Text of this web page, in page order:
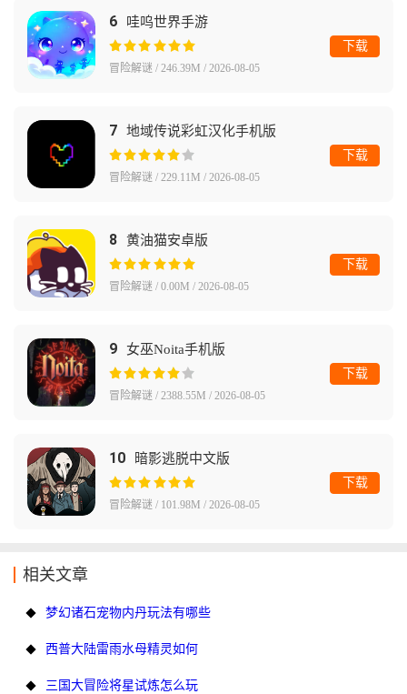
6 哇呜世界手游
冒险解谜 / 246.39M / 2026-08-05
下载
7 地域传说彩虹汉化手机版
冒险解谜 / 229.11M / 2026-08-05
下载
8 黄油猫安卓版
冒险解谜 / 0.00M / 2026-08-05
下载
9 女巫Noita手机版
冒险解谜 / 2388.55M / 2026-08-05
下载
10 暗影逃脱中文版
冒险解谜 / 101.98M / 2026-08-05
下载
相关文章
梦幻诸石宠物内丹玩法有哪些
西普大陆雷雨水母精灵如何
三国大冒险将星试炼怎么玩